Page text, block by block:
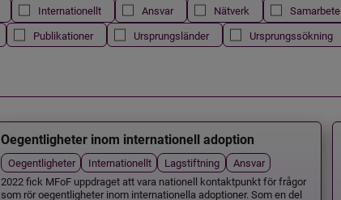
Internationellt Ansvar Nätverk Samarbete
Publikationer Ursprungsländer Ursprungssökning
Oegentligheter inom internationell adoption
Oegentligheter Internationellt Lagstiftning
Ansvar
2022 fick MFoF uppdraget att vara nationell kontaktpunkt för frågor
som rör oegentligheter inom internationella adoptioner. Som en del